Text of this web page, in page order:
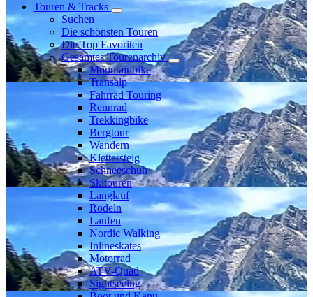
Touren & Tracks
Suchen
Die schönsten Touren
Die Top Favoriten
Gesamtes Tourenarchiv
Mountainbike
Transalp
Fahrrad Touring
Rennrad
Trekkingbike
Bergtour
Wandern
Klettersteig
Schneeschuh
Skitouren
Langlauf
Rodeln
Laufen
Nordic Walking
Inlineskates
Motorrad
ATV-Quad
Sightseeing